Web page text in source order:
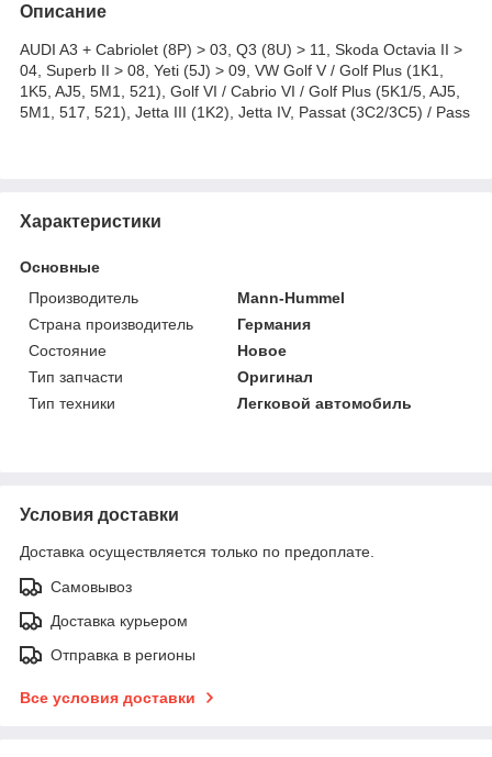
Описание
AUDI A3 + Cabriolet (8P) > 03, Q3 (8U) > 11, Skoda Octavia II >
04, Superb II > 08, Yeti (5J) > 09, VW Golf V / Golf Plus (1K1,
1K5, AJ5, 5M1, 521), Golf VI / Cabrio VI / Golf Plus (5K1/5, AJ5,
5M1, 517, 521), Jetta III (1K2), Jetta IV, Passat (3C2/3C5) / Pass
Характеристики
Основные
Производитель
Mann-Hummel
Страна производитель
Германия
Состояние
Новое
Тип запчасти
Оригинал
Тип техники
Легковой автомобиль
Условия доставки
Доставка осуществляется только по предоплате.
Самовывоз
Доставка курьером
Отправка в регионы
Все условия доставки